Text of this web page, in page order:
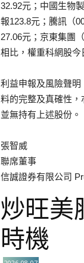
32.92元；中國生物
報123.8元；騰訊（
27.06元；京東集團
相比，權重科網股今
利益申報及風險聲
料的完整及真確性
並無持有上述股份。
張智威
聯席董事
信誠證券有限公司
炒旺美
時機